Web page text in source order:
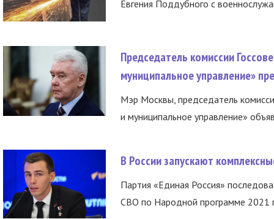
Евгения Поддубного с
Председатель комиссии
муниципальное управление»
Мэр Москвы, председатель
и муниципальное управление»
В России запускают
Партия «Единая Россия»
СВО по Народной программе 2021